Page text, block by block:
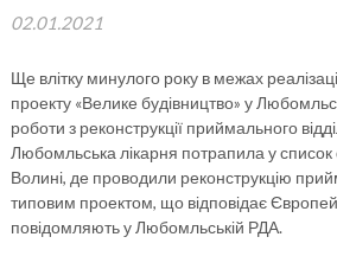
02.01.2021
Ще влітку минулого року в межах
проекту «Велике будівництво» у
роботи з реконструкції приймального
Любомльська лікарня потрапила у
Волині, де проводили реконструкцію
типовим проектом, що відповідає
повідомляють у Любомльській РДА.